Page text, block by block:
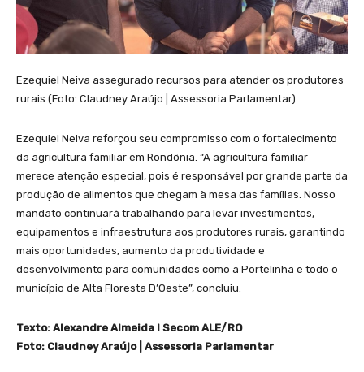
Ezequiel Neiva assegurado recursos para atender os produtores
rurais (Foto: Claudney Araújo | Assessoria Parlamentar)
Ezequiel Neiva reforçou seu compromisso com o fortalecimento
da agricultura familiar em Rondônia. “A agricultura familiar
merece atenção especial, pois é responsável por grande parte da
produção de alimentos que chegam à mesa das famílias. Nosso
mandato continuará trabalhando para levar investimentos,
equipamentos e infraestrutura aos produtores rurais, garantindo
mais oportunidades, aumento da produtividade e
desenvolvimento para comunidades como a Portelinha e todo o
município de Alta Floresta D’Oeste”, concluiu.
Texto: Alexandre Almeida I Secom ALE/RO
Foto: Claudney Araújo | Assessoria Parlamentar